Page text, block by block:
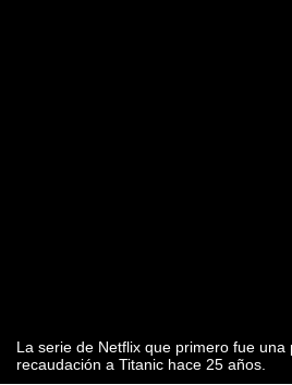
La serie de Netflix que primero fue una
recaudación a Titanic hace 25 años.